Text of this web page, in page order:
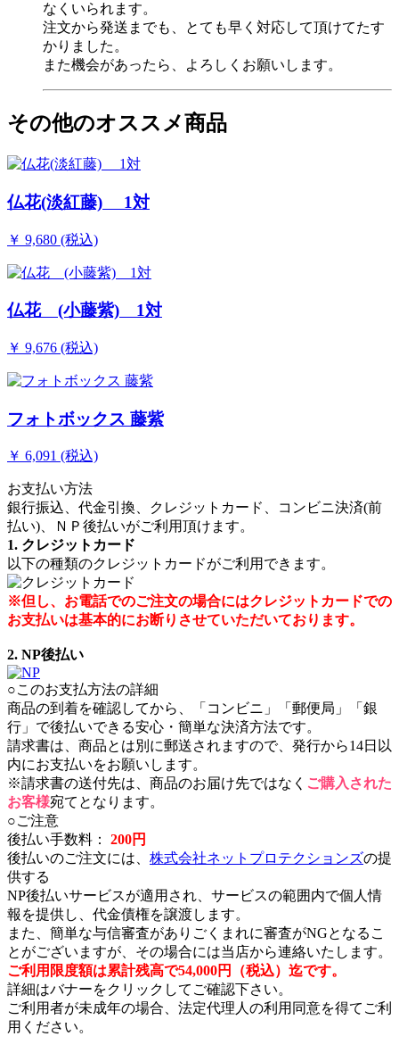
なくいられます。
注文から発送までも、とても早く対応して頂けてたす
かりました。
また機会があったら、よろしくお願いします。
その他のオススメ商品
仏花(淡紅藤) 1対
￥ 9,680 (税込)
仏花 (小藤紫) 1対
￥ 9,676 (税込)
フォトボックス 藤紫
￥ 6,091 (税込)
お支払い方法
銀行振込、代金引換、クレジットカード、コンビニ決済(前
払い)、ＮＰ後払いがご利用頂けます。
1. クレジットカード
以下の種類のクレジットカードがご利用できます。
※但し、お電話でのご注文の場合にはクレジットカードでの
お支払いは基本的にお断りさせていただいております。
2. NP後払い
○このお支払方法の詳細
商品の到着を確認してから、「コンビニ」「郵便局」「銀
行」で後払いできる安心・簡単な決済方法です。
請求書は、商品とは別に郵送されますので、発行から14日以
内にお支払いをお願いします。
※請求書の送付先は、商品のお届け先ではなく ご購入された
お客様宛てとなります。
○ご注意
後払い手数料：
200円
後払いのご注文には、 株式会社ネットプロテクションズの提
供する
NP後払いサービスが適用され、サービスの範囲内で個人情
報を提供し、代金債権を譲渡します。
また、簡単な与信審査がありごくまれに審査がNGとなるこ
とがございますが、その場合には当店から連絡いたします。
ご利用限度額は累計残高で54,000円（税込）迄です。
詳細はバナーをクリックしてご確認下さい。
ご利用者が未成年の場合、法定代理人の利用同意を得てご利
用ください。